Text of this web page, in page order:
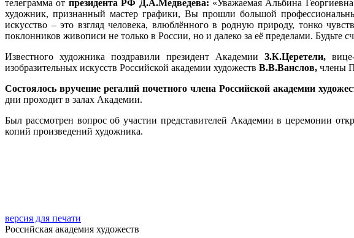
телеграмма от президента РФ Д.А.Медведева: «Уважаемая Альбина
художник, признанный мастер графики, Вы прошли большой
искусство – это взгляд человека, влюблённого в родную природу, тонко
поклонников живописи не только в России, но и далеко за её пределами.
Известного художника поздравили президент Академии З.К.Церетели,
изобразительных искусств Российской академии художеств В.В.Ванслов, члены
Состоялось вручение регалий почетного члена Российской академии
дни проходит в залах Академии.
Был рассмотрен вопрос об участии представителей Академии в церемонии
копий произведений художника.
версия для печати
Российская академия художеств